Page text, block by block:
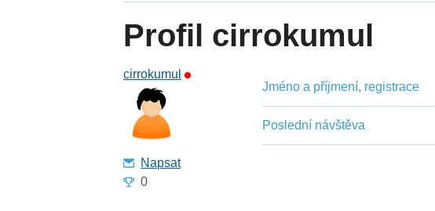
Profil cirrokumul
cirrokumul
Napsat
0
Jméno a příjmení, registrace
Poslední návštěva